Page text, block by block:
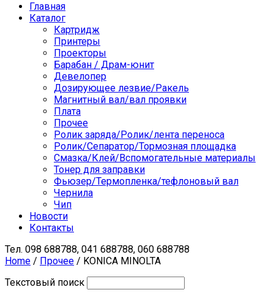
Главная
Каталог
Картридж
Принтеры
Проекторы
Барабан / Драм-юнит
Девелопер
Дозирующее лезвие/Ракель
Магнитный вал/вал проявки
Плата
Прочее
Ролик заряда/Ролик/лента переноса
Ролик/Сепаратор/Тормозная площадка
Смазка/Клей/Вспомогательные материалы
Тонер для заправки
Фьюзер/Термопленка/тефлоновый вал
Чернила
Чип
Новости
Контакты
Тел. 098 688788, 041 688788, 060 688788
Home / Прочее / KONICA MINOLTA
Текстовый поиск